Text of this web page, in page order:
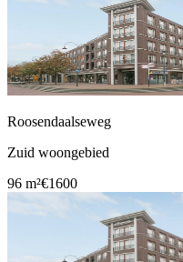
Roosendaalseweg
Zuid woongebied
96 m²€1600